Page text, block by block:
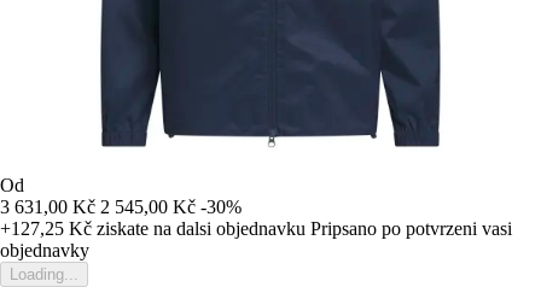
Od
3 631,00 Kč 2 545,00 Kč -30%
+127,25 Kč ziskate na dalsi objednavku Pripsano po potvrzeni vasi
objednavky
Loading...